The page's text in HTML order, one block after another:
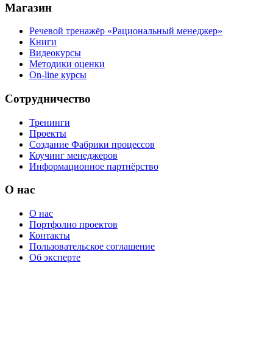
Магазин
Речевой тренажёр «Рациональный менеджер»
Книги
Видеокурсы
Методики оценки
On-line курсы
Сотрудничество
Тренинги
Проекты
Создание Фабрики процессов
Коучинг менеджеров
Информационное партнёрство
О нас
О нас
Портфолио проектов
Контакты
Пользовательское соглашение
Об эксперте